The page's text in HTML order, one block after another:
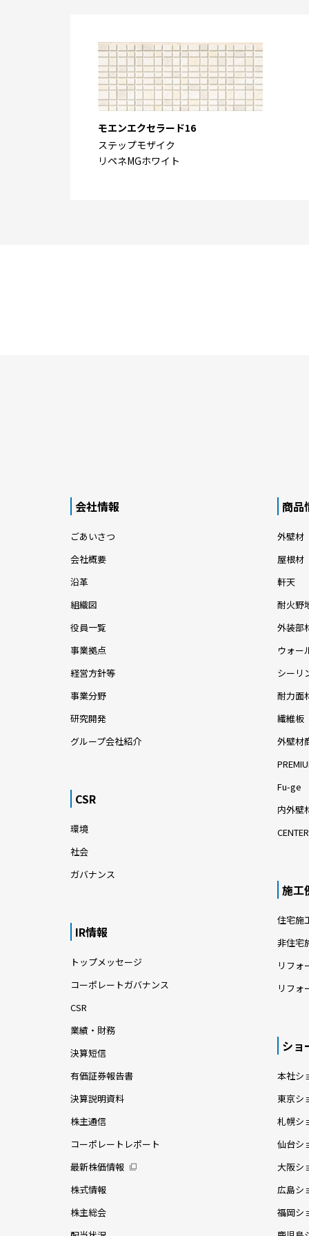
モエンエクセラード16
ステップモザイク
リペネMGホワイト
会社情報
ごあいさつ
会社概要
沿革
組織図
役員一覧
事業拠点
経営方針等
事業分野
研究開発
グループ会社紹介
CSR
環境
社会
ガバナンス
IR情報
トップメッセージ
コーポレートガバナンス
CSR
業績・財務
決算短信
有価証券報告書
決算説明資料
株主通信
コーポレートレポート
最新株価情報
株式情報
株主総会
商品
外壁材
屋根材
軒天
耐火野
外装部
ウォー
シーリ
耐力面
繊維板
外壁材
Fu-ge
内外壁
施工
住宅施
非住宅
リフォ
リフォ
ショ
本社シ
東京シ
札幌シ
仙台シ
大阪シ
広島シ
福岡シ